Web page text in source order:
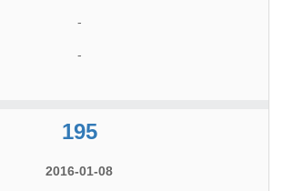
-
-
195
2016-01-08